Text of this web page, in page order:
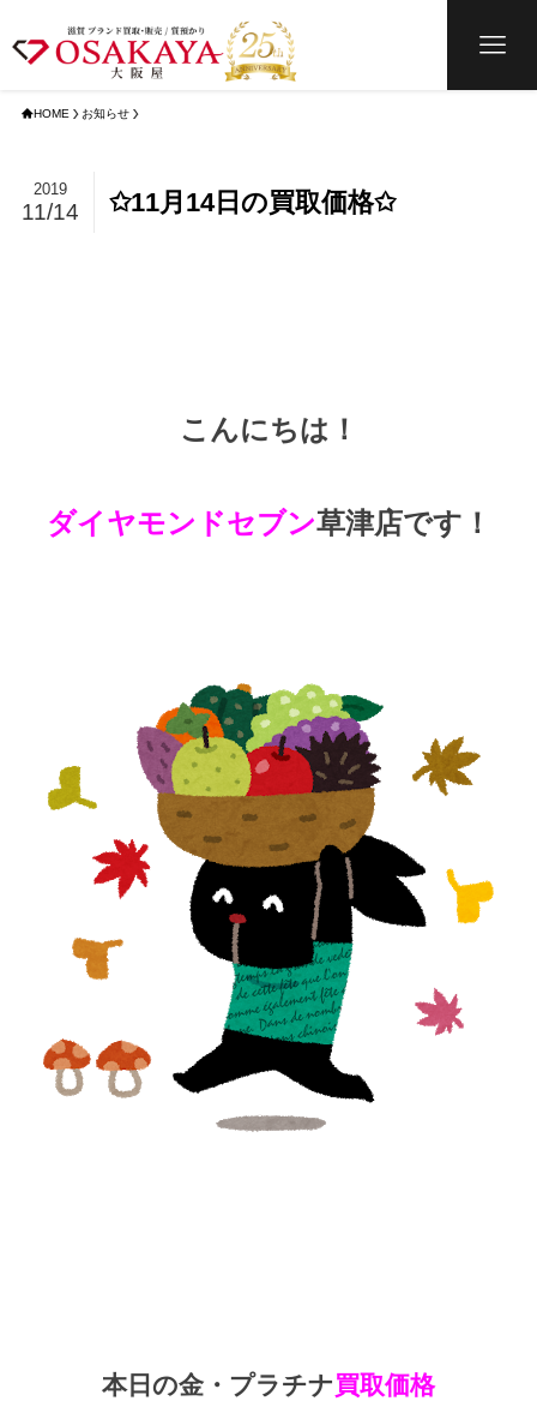
HOME お知らせ
✩11月14日の買取価格✩
2019
11/14
こんにちは！
ダイヤモンドセブン草津店です！
本日の金・プラチナ買取価格